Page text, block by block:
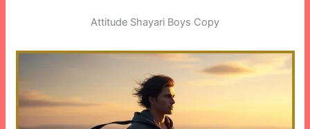
Attitude Shayari Boys Copy